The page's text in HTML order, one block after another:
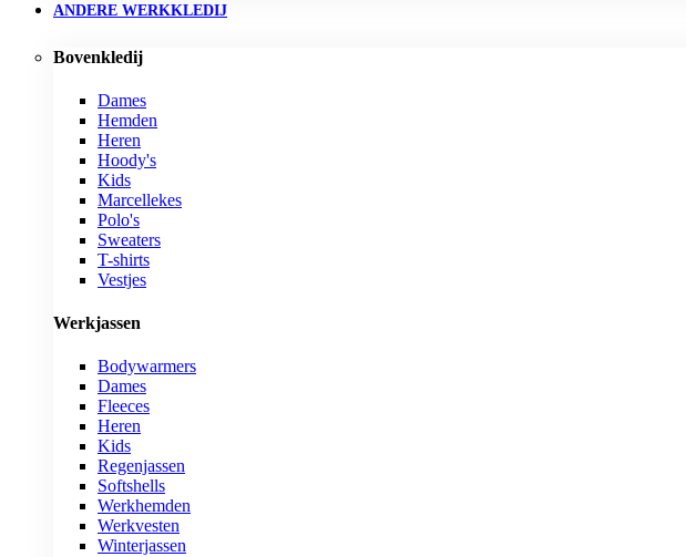
ANDERE WERKKLEDIJ
Bovenkledij
Dames
Hemden
Heren
Hoody's
Kids
Marcellekes
Polo's
Sweaters
T-shirts
Vestjes
Werkjassen
Bodywarmers
Dames
Fleeces
Heren
Kids
Regenjassen
Softshells
Werkhemden
Werkvesten
Winterjassen